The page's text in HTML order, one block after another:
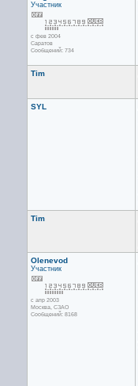
Участник
с фев 2004
Саратов
Сообщений: 734
Tim
SYL
Tim
Olenevod
Участник
с апр 2003
Москва, СЗАО
Сообщений: 8168